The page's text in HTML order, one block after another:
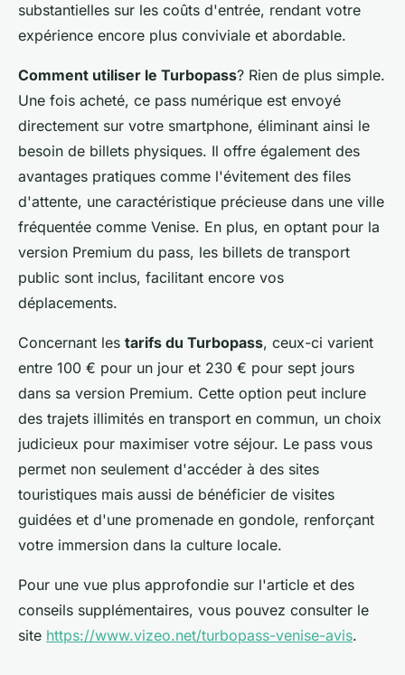
substantielles sur les coûts d'entrée, rendant votre
expérience encore plus conviviale et abordable.
Comment utiliser le Turbopass? Rien de plus simple.
Une fois acheté, ce pass numérique est envoyé
directement sur votre smartphone, éliminant ainsi le
besoin de billets physiques. Il offre également des
avantages pratiques comme l'évitement des files
d'attente, une caractéristique précieuse dans une ville
fréquentée comme Venise. En plus, en optant pour la
version Premium du pass, les billets de transport
public sont inclus, facilitant encore vos
déplacements.
Concernant les tarifs du Turbopass, ceux-ci varient
entre 100 € pour un jour et 230 € pour sept jours
dans sa version Premium. Cette option peut inclure
des trajets illimités en transport en commun, un choix
judicieux pour maximiser votre séjour. Le pass vous
permet non seulement d'accéder à des sites
touristiques mais aussi de bénéficier de visites
guidées et d'une promenade en gondole, renforçant
votre immersion dans la culture locale.
Pour une vue plus approfondie sur l'article et des
conseils supplémentaires, vous pouvez consulter le
site https://www.vizeo.net/turbopass-venise-avis.